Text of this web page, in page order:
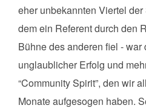
eher unbekannten Viertel
dem ein Referent durch den
Bühne des anderen fiel - war
unglaublicher Erfolg und
“Community Spirit”, den wir
Monate aufgesogen haben.